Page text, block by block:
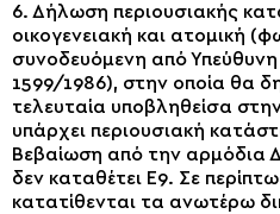
6. Δήλωση περιουσιακής
οικογενειακή και ατομική
συνοδευόμενη από
1599/1986), στην οποία θα
τελευταία υποβληθείσα
υπάρχει περιουσιακή
Βεβαίωση από την αρμόδια
δεν καταθέτει Ε9. Σε
κατατίθενται τα ανωτέρω